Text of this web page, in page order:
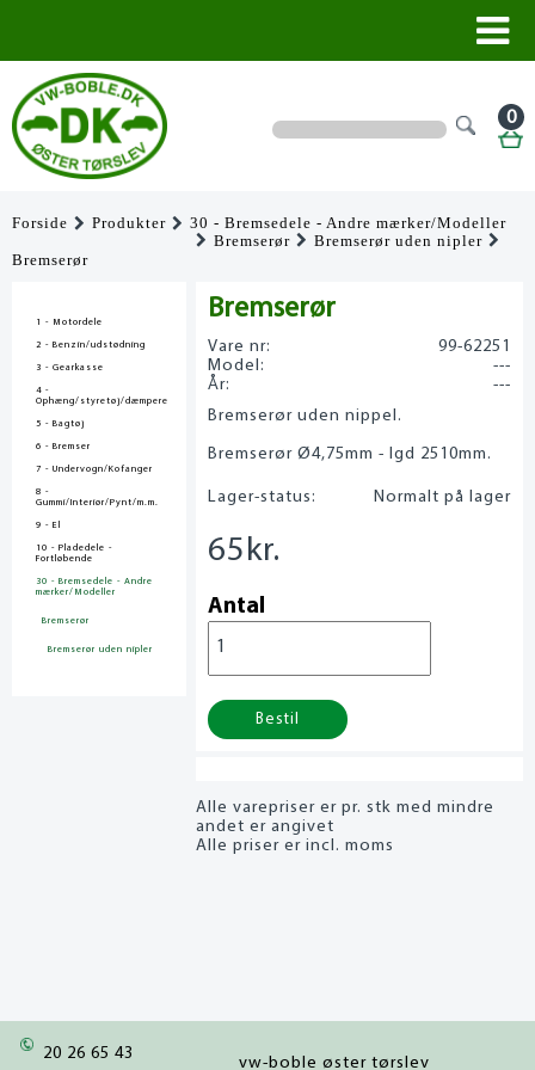
0
Forside Produkter
30 - Bremsedele - Andre mærker/Modeller
Bremserør
Bremserør uden nipler
Bremserør
1 - Motordele
2 - Benzin/udstødning
3 - Gearkasse
4 -
Ophæng/styretøj/dæmpere
5 - Bagtøj
6 - Bremser
7 - Undervogn/Kofanger
8 -
Gummi/Interiør/Pynt/m.m.
9 - El
10 - Pladedele -
Fortløbende
30 - Bremsedele - Andre
mærker/Modeller
Bremserør
Bremserør uden nipler
Bremserør
Vare nr:
99-62251
Model:
---
År:
---
Bremserør uden nippel.
Bremserør Ø4,75mm - lgd 2510mm.
Lager-status: Normalt på lager
65 kr.
Antal
Bestil
Alle varepriser er pr. stk med mindre
andet er angivet
Alle priser er incl. moms
20 26 65 43
vw-boble øster tørslev